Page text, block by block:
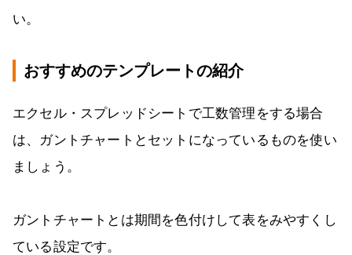
い。
おすすめのテンプレートの紹介
エクセル・スプレッドシートで工数管理をする場合
は、ガントチャートとセットになっているものを使い
ましょう。
ガントチャートとは期間を色付けして表をみやすくし
ている設定です。